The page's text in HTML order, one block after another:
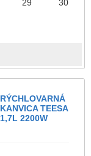
29 30
RÝCHLOVARNÁ
KANVICA TEESA
1,7L 2200W